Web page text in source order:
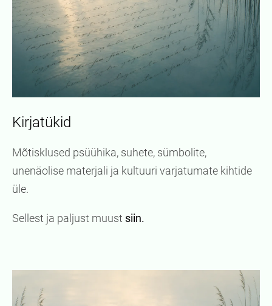
Kirjatükid
Mõtisklused psüühika, suhete, sümbolite,
unenäolise materjali ja kultuuri varjatumate kihtide
üle.
Sellest ja paljust muust siin.